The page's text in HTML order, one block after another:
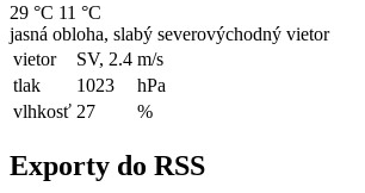
29 °C 11 °C
jasná obloha, slabý severovýchodný vietor
vietor
SV, 2.4 m/s
tlak
1023
hPa
vlhkosť 27 %
Exporty do RSS